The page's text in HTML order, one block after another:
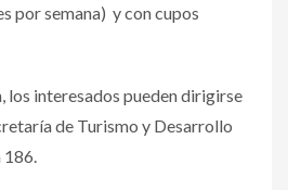
por semana) y con cupos
los interesados pueden dirigirse
de Turismo y Desarrollo